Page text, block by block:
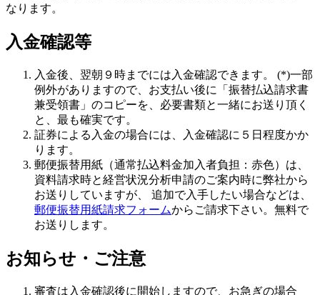
なります。
入金確認等
入金後、翌朝９時までには入金確認できます。 (*)一部
例外がありますので、お支払い後に「振替払込請求書
兼受領書」のコピーを、必要書類と一緒にお送り頂く
と、最も確実です。
証券による入金の場合には、入金確認に５日程度かか
ります。
郵便振替用紙（通常払込料金加入者負担：赤色）は、
資料請求時と経営状況分析申請のご案内時に弊社から
お送りしていますが、 追加で入手したい場合などは、
郵便振替用紙請求フォームからご請求下さい。無料で
お送りします。
お知らせ・ご注意
審査は入金確認後に開始しますので、 お急ぎの場合